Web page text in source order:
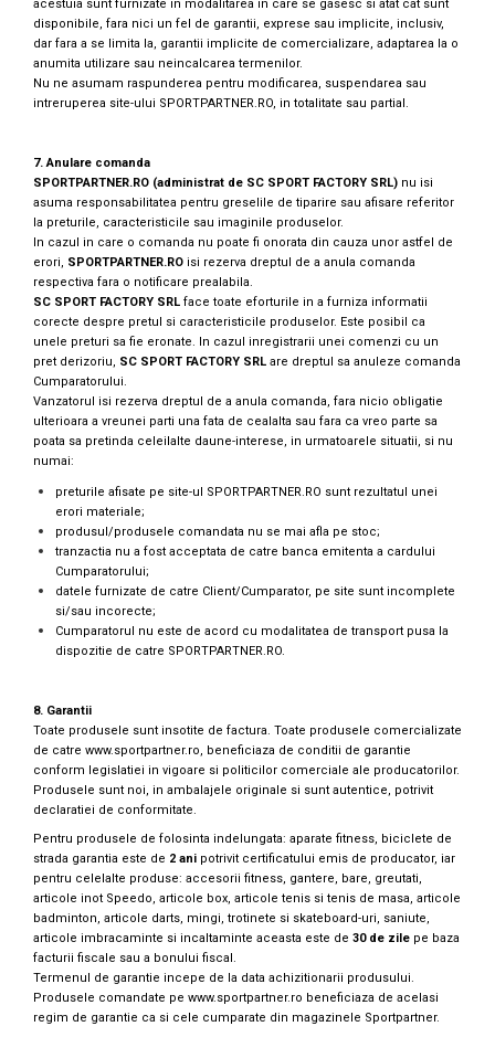
acestuia sunt furnizate in modalitarea in care se gasesc si atat cat sunt
disponibile, fara nici un fel de garantii, exprese sau implicite, inclusiv,
dar fara a se limita la, garantii implicite de comercializare, adaptarea la o
anumita utilizare sau neincalcarea termenilor.
Nu ne asumam raspunderea pentru modificarea, suspendarea sau
intreruperea site-ului SPORTPARTNER.RO, in totalitate sau partial.
7. Anulare comanda
SPORTPARTNER.RO (administrat de SC SPORT FACTORY SRL) nu isi
asuma responsabilitatea pentru greselile de tiparire sau afisare referitor
la preturile, caracteristicile sau imaginile produselor.
In cazul in care o comanda nu poate fi onorata din cauza unor astfel de
erori, SPORTPARTNER.RO isi rezerva dreptul de a anula comanda
respectiva fara o notificare prealabila.
SC SPORT FACTORY SRL face toate eforturile in a furniza informatii
corecte despre pretul si caracteristicile produselor. Este posibil ca
unele preturi sa fie eronate. In cazul inregistrarii unei comenzi cu un
pret derizoriu, SC SPORT FACTORY SRL are dreptul sa anuleze comanda
Cumparatorului.
Vanzatorul isi rezerva dreptul de a anula comanda, fara nicio obligatie
ulterioara a vreunei parti una fata de cealalta sau fara ca vreo parte sa
poata sa pretinda celeilalte daune-interese, in urmatoarele situatii, si nu
numai:
preturile afisate pe site-ul SPORTPARTNER.RO sunt rezultatul unei
erori materiale;
produsul/produsele comandata nu se mai afla pe stoc;
tranzactia nu a fost acceptata de catre banca emitenta a cardului
Cumparatorului;
datele furnizate de catre Client/Cumparator, pe site sunt incomplete
si/sau incorecte;
Cumparatorul nu este de acord cu modalitatea de transport pusa la
dispozitie de catre SPORTPARTNER.RO.
8. Garantii
Toate produsele sunt insotite de factura. Toate produsele comercializate
de catre www.sportpartner.ro, beneficiaza de conditii de garantie
conform legislatiei in vigoare si politicilor comerciale ale producatorilor.
Produsele sunt noi, in ambalajele originale si sunt autentice, potrivit
declaratiei de conformitate.
Pentru produsele de folosinta indelungata: aparate fitness, biciclete de
strada garantia este de 2 ani potrivit certificatului emis de producator, iar
pentru celelalte produse: accesorii fitness, gantere, bare, greutati,
articole inot Speedo, articole box, articole tenis si tenis de masa, articole
badminton, articole darts, mingi, trotinete si skateboard-uri, saniute,
articole imbracaminte si incaltaminte aceasta este de 30 de zile pe baza
facturii fiscale sau a bonului fiscal.
Termenul de garantie incepe de la data achizitionarii produsului.
Produsele comandate pe www.sportpartner.ro beneficiaza de acelasi
regim de garantie ca si cele cumparate din magazinele Sportpartner.